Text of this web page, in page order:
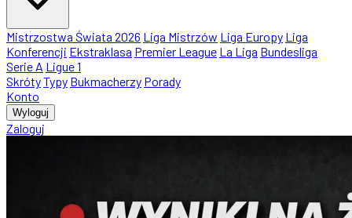
Mistrzostwa Świata 2026 Liga Mistrzów Liga Europy Liga
Konferencji Ekstraklasa Premier League La Liga Bundesliga
Serie A Ligue 1
SkrótyTypy Bukmacherzy Porady
Konto
Wyloguj
Zaloguj